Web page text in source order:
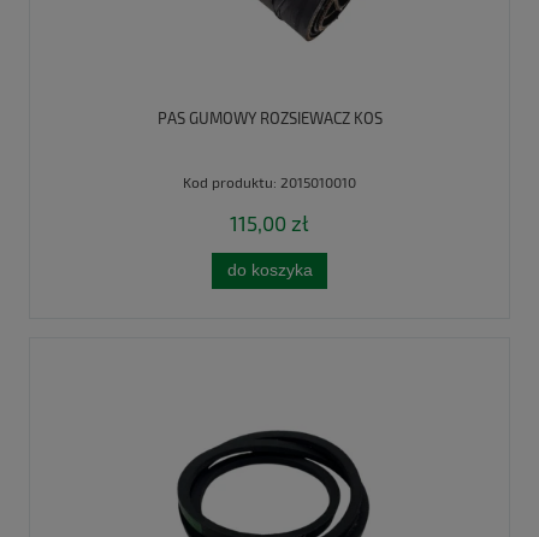
PAS GUMOWY ROZSIEWACZ KOS
Kod produktu: 2015010010
115,00 zł
do koszyka